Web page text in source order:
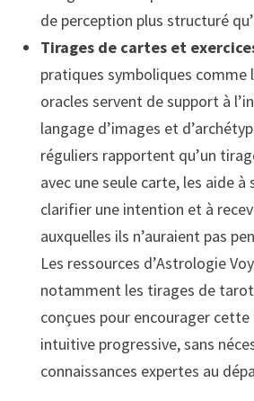
de perception plus structuré
Tirages de cartes et
pratiques symboliques comme
oracles servent de support à
langage d’images et
réguliers rapportent qu’un
avec une seule carte, les aide à
clarifier une intention et à
auxquelles ils n’auraient pas
Les ressources d’Astrologie
notamment les tirages de
conçues pour encourager
intuitive progressive, sans
connaissances expertes au